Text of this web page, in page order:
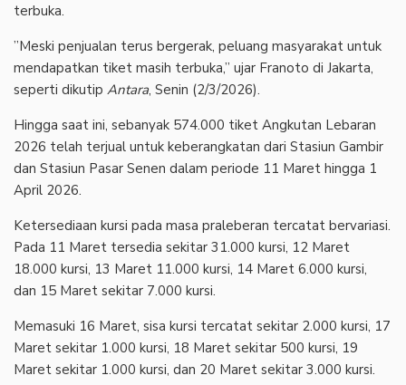
terbuka.
‎”Meski penjualan terus bergerak, peluang masyarakat untuk
mendapatkan tiket masih terbuka,” ujar Franoto di Jakarta,
seperti dikutip Antara, Senin (2/3/2026).
‎Hingga saat ini, sebanyak 574.000 tiket Angkutan Lebaran
2026 telah terjual untuk keberangkatan dari Stasiun Gambir
dan Stasiun Pasar Senen dalam periode 11 Maret hingga 1
April 2026.
‎Ketersediaan kursi pada masa praleberan tercatat bervariasi.
Pada 11 Maret tersedia sekitar 31.000 kursi, 12 Maret
18.000 kursi, 13 Maret 11.000 kursi, 14 Maret 6.000 kursi,
dan 15 Maret sekitar 7.000 kursi.
‎Memasuki 16 Maret, sisa kursi tercatat sekitar 2.000 kursi, 17
Maret sekitar 1.000 kursi, 18 Maret sekitar 500 kursi, 19
Maret sekitar 1.000 kursi, dan 20 Maret sekitar 3.000 kursi.